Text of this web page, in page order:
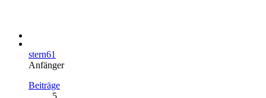
stern61
Anfänger
Beiträge
5